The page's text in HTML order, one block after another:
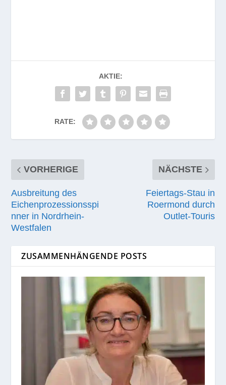
AKTIE:
RATE:
VORHERIGE
Ausbreitung des
Eichenprozessionsspi
nner in Nordrhein-
Westfalen
NÄCHSTE
Feiertags-Stau in
Roermond durch
Outlet-Touris
ZUSAMMENHÄNGENDE POSTS